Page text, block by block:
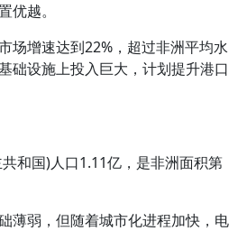
优越。
场增速达到22%，超过非洲平均水
础设施上投入巨大，计划提升港口
和国)人口1.11亿，是非洲面积第
薄弱，但随着城市化进程加快，电